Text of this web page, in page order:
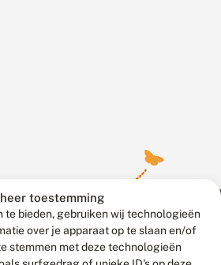
toestemming
te bieden, gebruiken wij technologieën
over je apparaat op te slaan en/of
stemmen met deze technologieën
Vlinderstichting